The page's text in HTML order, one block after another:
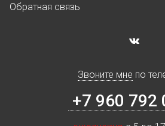
Обратная связь
Звоните мне по
+7 960 792